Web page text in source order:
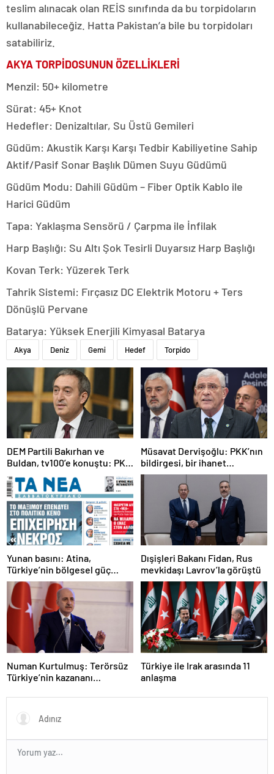
teslim alınacak olan REİS sınıfında da bu torpidoların
kullanabileceğiz. Hatta Pakistan’a bile bu torpidoları
satabiliriz.
AKYA TORPİDOSUNUN ÖZELLİKLERİ
Menzil: 50+ kilometre
Sürat: 45+ Knot
Hedefler: Denizaltılar, Su Üstü Gemileri
Güdüm: Akustik Karşı Karşı Tedbir Kabiliyetine Sahip
Aktif/Pasif Sonar Başlık Dümen Suyu Güdümü
Güdüm Modu: Dahili Güdüm – Fiber Optik Kablo ile
Harici Güdüm
Tapa: Yaklaşma Sensörü / Çarpma ile İnfilak
Harp Başlığı: Su Altı Şok Tesirli Duyarsız Harp Başlığı
Kovan Terk: Yüzerek Terk
Tahrik Sistemi: Fırçasız DC Elektrik Motoru + Ters
Dönüşlü Pervane
Batarya: Yüksek Enerjili Kimyasal Batarya
Akya Deniz Gemi Hedef Torpido
DEM Partili Bakırhan ve
Buldan, tv100’e konuştu: PKK
ne zaman kendini feshedecek
Müsavat Dervişoğlu: PKK’nın
bildirgesi, bir ihanet
açıklamasıdır
Yunan basını: Atina,
Türkiye’nin bölgesel güç
olmasını durduramadı
Dışişleri Bakanı Fidan, Rus
mevkidaşı Lavrov’la görüştü
Numan Kurtulmuş: Terörsüz
Türkiye’nin kazananı
Türkiye ile Irak arasında 11
anlaşma